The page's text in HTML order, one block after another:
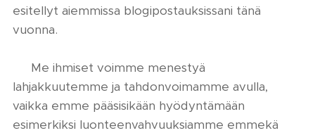
esitellyt aiemmissa blogipostauksissani tänä
vuonna.
❗ Me ihmiset voimme menestyä
lahjakkuutemme ja tahdonvoimamme avulla,
vaikka emme pääsisikään hyödyntämään
esimerkiksi luonteenvahvuuksiamme emmekä